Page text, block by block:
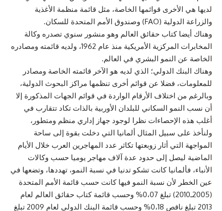
لديها هي الأخرى قوائمها الخاصة، مثل قائمة منظمة الأغذية
والزراعة الدولية (FAO) وصندوق الأمم المتحدة للسكان.
وهناك أيضا كتاب حقائق العالم وهو منشور سنوي تصدره وكالة
المخابرات المركزية الأمريكية منذ عام 1962، ولديه قائمته ومصادره
الخاصة عن النمو البشري في العالم.
وهناك البنك الدولي؛ الذي لديه هو الآخر قائمته الخاصة ومصادر
للمعلومات، فضلا عن قوائم أخرى تنظمها مراكز البحوث الدولية،
وبالرغم من اختلاف الأرقام الواردة في قوائم الجهات المذكورة إلا
أن نسب النمو السكاني للبلدان الأوربية بالذات تكاد تتقارب في
أغلب هذه الإحصاءات نظرا لوجود جهاز إداري منظم ومتطور،
ولنأخذ على سبيل المثال ألمانيا التي دخلت بقوة إلى ساحة
المواجهة التي أثار زوبعتها تكاثر عدد المهاجرين العرب خلال الأيام
الماضية ليصل إلى حدود عدة آلاف مهاجر يوميا حسب وكالات
الأنباء، فألمانيا كانت تشكو تدنيا في نسبة النمو، تهددها، وتضعها في
عين الخطر لأن نسبة النمو فيها كانت حسب قائمة الأمم المتحدة
(2005ـ2010) تبلغ 0،07% وحسب قائمة كتاب حقائق العالم لعام
2013 تبلغ ناقص 0،18% وحسب قائمة البنك الدولي لعام 2009 تبلغ